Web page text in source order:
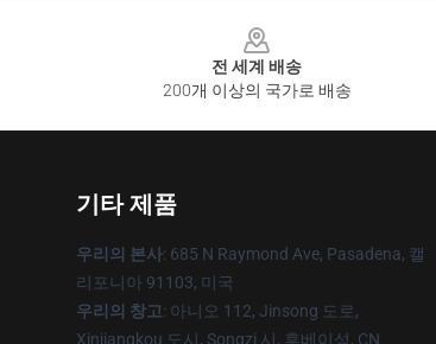
전 세계 배송
200개 이상의 국가로 배송
기타 제품
우리의 본사: 685 N Raymond Ave, Pasadena, 캘
리포니아 91103, 미국
우리의 창고: 아니오 112, Jinsong 도로,
Xinjiangkou 도시, Songzi 시, 후베이성, CN